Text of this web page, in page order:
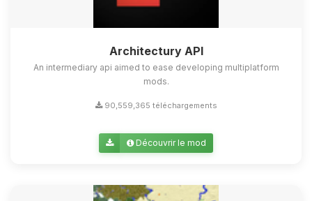
Architectury API
An intermediary api aimed to ease developing multiplatform
mods.
90,559,365 téléchargements
Découvrir le mod